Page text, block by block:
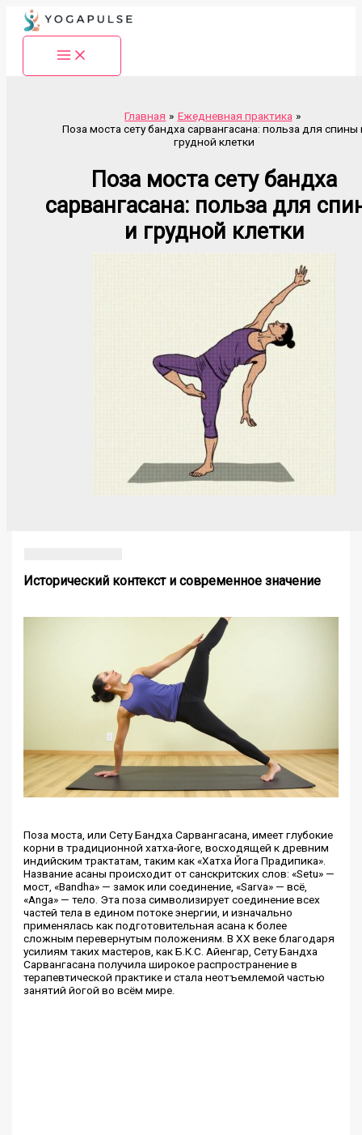
Перейти
содержимому
Главная
Ежедневная практика
Поза моста сету бандха сарвангасана: польза для спины
грудной клетки
Поза моста сету бандха
сарвангасана: польза для
и грудной клетки
Исторический контекст и современное значение
Поза моста, или Сету Бандха Сарвангасана, имеет глубокие
корни в традиционной хатха-йоге, восходящей к древним
индийским трактатам, таким как «Хатха Йога Прадипика».
Название асаны происходит от санскритских слов: «Setu» —
мост, «Bandha» — замок или соединение, «Sarva» — всё,
«Anga» — тело. Эта поза символизирует соединение всех
частей тела в едином потоке энергии, и изначально
применялась как подготовительная асана к более
сложным перевернутым положениям. В XX веке благодаря
усилиям таких мастеров, как Б.К.С. Айенгар, Сету Бандха
Сарвангасана получила широкое распространение в
терапевтической практике и стала неотъемлемой частью
занятий йогой во всём мире.